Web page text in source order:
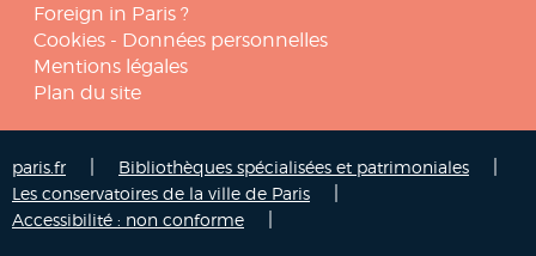
Foreign in Paris ?
Cookies - Données personnelles
Mentions légales
Plan du site
paris.fr Bibliothèques spécialisées et patrimoniales
Les conservatoires de la ville de Paris
Accessibilité : non conforme